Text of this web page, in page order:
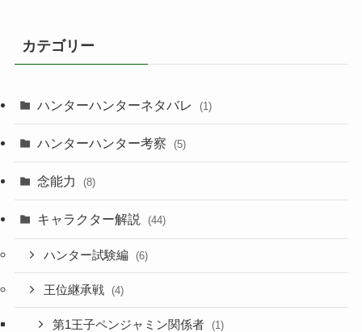
カテゴリー
ハンターハンターネタバレ (1)
ハンターハンター考察 (5)
念能力 (8)
キャラクター解説 (44)
ハンター試験編 (6)
王位継承戦 (4)
第1王子ペンジャミン関係者 (1)